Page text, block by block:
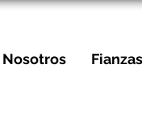
Nosotros Fianzas